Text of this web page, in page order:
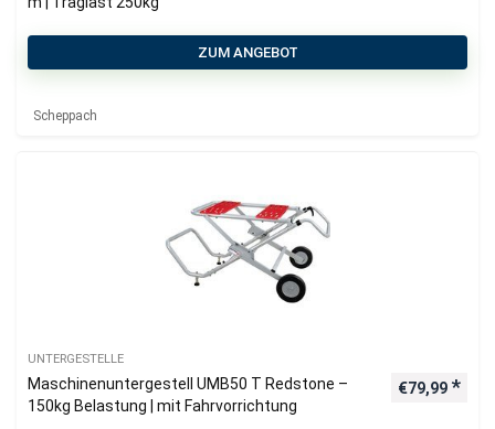
ZUM ANGEBOT
Scheppach
UNTERGESTELLE
Maschinenuntergestell UMB50 T Redstone –
150kg Belastung | mit Fahrvorrichtung
€79,99